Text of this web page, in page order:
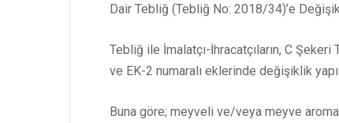
Dair Tebliğ (Tebliğ No: 2018/34)’e
Tebliğ ile İmalatçı-İhracatçıların, C
ve EK-2 numaralı eklerinde değişiklik
Buna göre; meyveli ve/veya meyve